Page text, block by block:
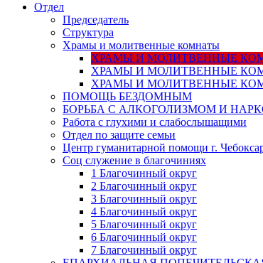
Отдел
Председатель
Структура
Храмы и молитвенные комнаты
ХРАМЫ И МОЛИТВЕННЫЕ
ХРАМЫ И МОЛИТВЕННЫЕ
ХРАМЫ И МОЛИТВЕННЫЕ
ПОМОЩЬ БЕЗДОМНЫМ
БОРЬБА С АЛКОГОЛИЗМОМ И
Работа с глухими и слабослышащими
Отдел по защите семьи
Центр гуманитарной помощи г.
Соц служение в благочиниях
1 Благочинный округ
2 Благочинный округ
3 Благочинный округ
4 Благочинный округ
5 Благочинный округ
6 Благочинный округ
7 Благочинный округ